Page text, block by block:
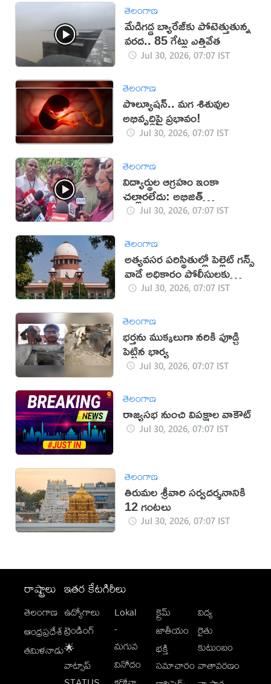
తెలంగాణ
మేడిగడ్డ బ్యారేజ్‌కు పోటెత్తుతున్న
వరద.. 85 గేట్లు ఎత్తివేత
Jul 30, 2026, 07:07 IST
తెలంగాణ
పొల్యూషన్.. మగ శిశువుల
అభివృద్ధిపై ప్రభావం!
Jul 30, 2026, 07:07 IST
తెలంగాణ
విద్యార్థుల ఆగ్రహం ఇంకా
చల్లారలేదు: అభిజిత్
దిప్కే(వీడియో)
Jul 30, 2026, 07:07 IST
తెలంగాణ
అత్యవసర పరిస్థితుల్లో పెల్లెట్ గన్స్
వాడే అధికారం పోలీసులకు
ఉంది: సుప్రీం
Jul 30, 2026, 07:07 IST
తెలంగాణ
భర్తను ముక్కలుగా నరికి పూడ్చి
పెట్టిన భార్య
Jul 30, 2026, 07:07 IST
తెలంగాణ
రాజ్యసభ నుంచి విపక్షాల వాకౌట్
Jul 30, 2026, 07:07 IST
తెలంగాణ
తిరుమల శ్రీవారి సర్వదర్శనానికి
12 గంటలు
Jul 30, 2026, 07:07 IST
రాష్ట్రాలు
తెలంగాణ
ఆంధ్రప్రదేశ్
తమిళనాడు
ఇతర కేటగిరీలు
ఉద్యోగాలు
ట్రెండింగ్
🌟
వాట్సాప్
Lokal
-
మగువ
వినోదం
క్రైమ్
జాతీయం
భక్తి
సమాచారం
విద్య
రైతు
కుటుంబం
వాతావరణం